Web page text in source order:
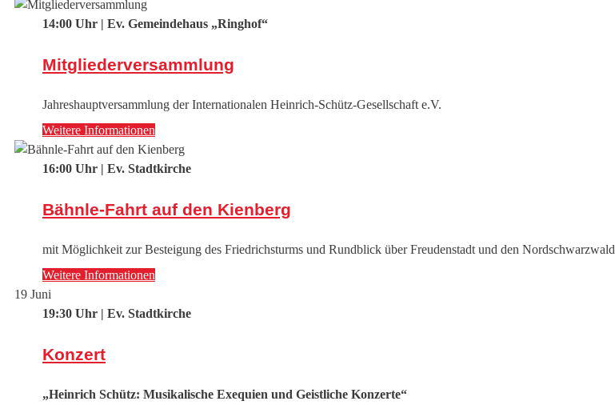
14:00 Uhr | Ev. Gemeindehaus „Ringhof“
Mitgliederversammlung
Jahreshauptversammlung der Internationalen Heinrich-Schütz-Gesellschaft e.V.
Weitere Informationen
16:00 Uhr | Ev. Stadtkirche
Bähnle-Fahrt auf den Kienberg
mit Möglichkeit zur Besteigung des Friedrichsturms und Rundblick über Freudenstadt und den Nordschwarzwald
Weitere Informationen
19 Juni
19:30 Uhr | Ev. Stadtkirche
Konzert
„Heinrich Schütz: Musikalische Exequien und Geistliche Konzerte“